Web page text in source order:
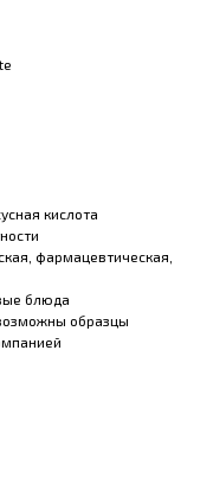
кислота
фармацевтическая,
блюда
образцы